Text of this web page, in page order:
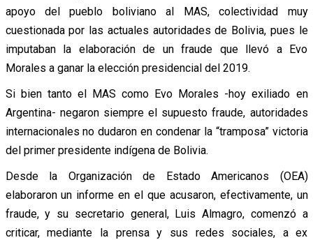
apoyo del pueblo boliviano al MAS, colectividad muy
cuestionada por las actuales autoridades de Bolivia, pues le
imputaban la elaboración de un fraude que llevó a Evo
Morales a ganar la elección presidencial del 2019.
Si bien tanto el MAS como Evo Morales -hoy exiliado en
Argentina- negaron siempre el supuesto fraude, autoridades
internacionales no dudaron en condenar la “tramposa” victoria
del primer presidente indígena de Bolivia.
Desde la Organización de Estado Americanos (OEA)
elaboraron un informe en el que acusaron, efectivamente, un
fraude, y su secretario general, Luis Almagro, comenzó a
criticar, mediante la prensa y sus redes sociales, a ex